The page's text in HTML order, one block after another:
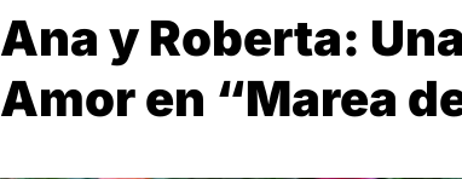
Ana y Roberta:
Amor en “Marea